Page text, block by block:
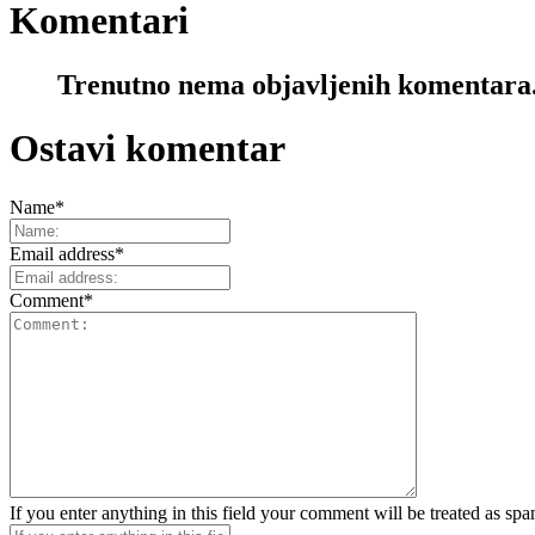
Komentari
Trenutno nema objavljenih
Ostavi komentar
Name*
Email address*
Comment*
If you enter anything in this field your comment will be treated as